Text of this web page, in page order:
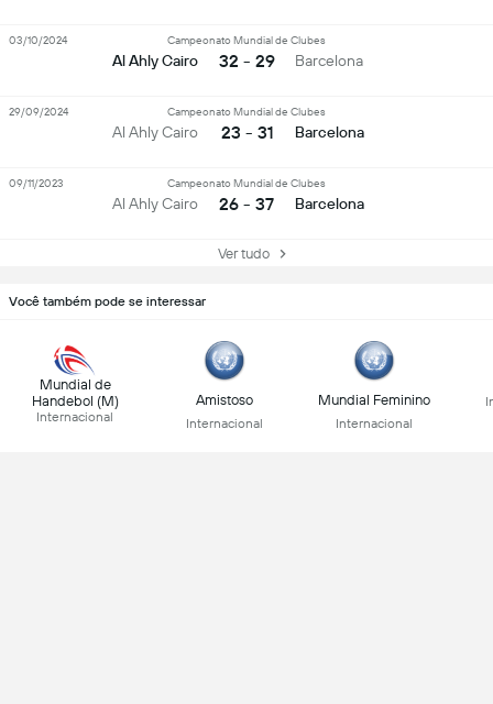
Al Ahly Cairo
Campeonato Mundial de Clubes
32 - 29 Barcelona
03/10/2024
Al Ahly Cairo
Campeonato Mundial de Clubes
23 - 31 Barcelona
29/09/2024
Al Ahly Cairo
Campeonato Mundial de Clubes
26 - 37 Barcelona
09/11/2023
Ver tudo
Você também pode se interessar
Mundial de
Handebol (M)
Internacional
Amistoso
Internacional
Mundial Feminino
Internacional